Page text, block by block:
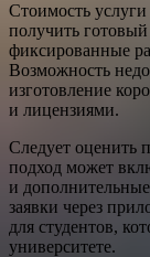
Стоимость
получить
фиксированные
Возможность
изготовление
и лицензиями.
Следует оценить
подход может
и
заявки через
для студентов,
университете.